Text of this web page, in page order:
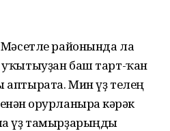
Мәсетле районында ла
уҡытыуҙан баш тарт-ҡан
аптырата. Мин үҙ телең
ғорурланырға кәрәк
үҙ тамырҙарыңды